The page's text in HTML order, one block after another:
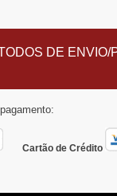
DE
Cartão de Crédito